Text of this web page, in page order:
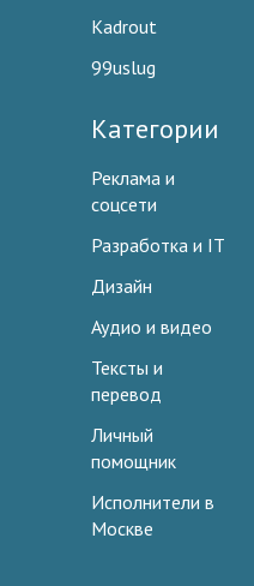
Kadrout
99uslug
Категории
Реклама и
соцсети
Разработка и IT
Дизайн
Аудио и видео
Тексты и
перевод
Личный
помощник
Исполнители в
Москве